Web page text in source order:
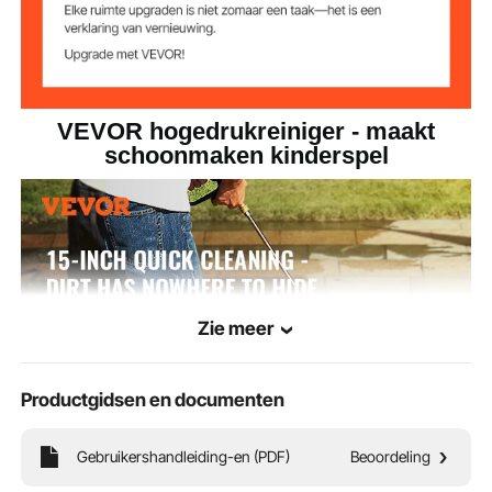
heid
3,7 l/min (2,9 gal/min) ± 5%
VEVOR hogedrukreiniger - maakt
schoonmaken kinderspel
Zie meer
Productgidsen en documenten
Gebruikershandleiding-en (PDF) Beoordeling